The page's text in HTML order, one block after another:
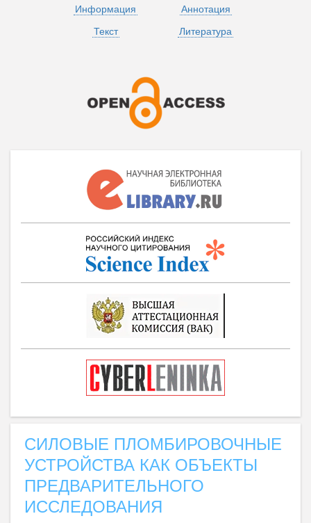
Информация
Аннотация
Текст
Литература
СИЛОВЫЕ ПЛОМБИРОВОЧНЫЕ
УСТРОЙСТВА КАК ОБЪЕКТЫ
ПРЕДВАРИТЕЛЬНОГО
ИССЛЕДОВАНИЯ